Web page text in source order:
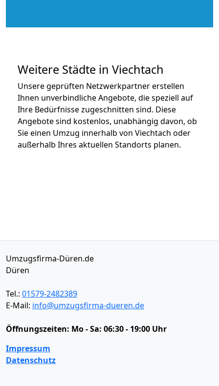
Weitere Städte in Viechtach
Unsere geprüften Netzwerkpartner erstellen
Ihnen unverbindliche Angebote, die speziell auf
Ihre Bedürfnisse zugeschnitten sind. Diese
Angebote sind kostenlos, unabhängig davon, ob
Sie einen Umzug innerhalb von Viechtach oder
außerhalb Ihres aktuellen Standorts planen.
Umzugsfirma-Düren.de
Düren
Tel.: 01579-2482389
E-Mail: info@umzugsfirma-dueren.de
Öffnungszeiten: Mo - Sa: 06:30 - 19:00 Uhr
Impressum
Datenschutz